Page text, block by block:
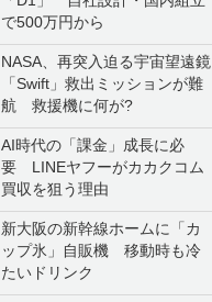
で500万円から
NASA、再突入迫る宇宙望遠鏡
「Swift」救出ミッションが難
航 救援機に何が?
AI時代の「課金」成長に必
要 LINEヤフーがカカクコム
買収を狙う理由
新大阪の新幹線ホームに「カ
ップ氷」自販機 移動時も冷
たいドリンク